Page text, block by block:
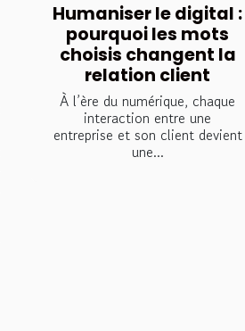
Humaniser le digital :
pourquoi les mots
choisis changent la
relation client
À l’ère du numérique, chaque
interaction entre une
entreprise et son client devient
une...